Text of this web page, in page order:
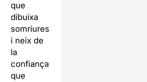
que
dibuixa
somriures
i neix de
la
confiança
que